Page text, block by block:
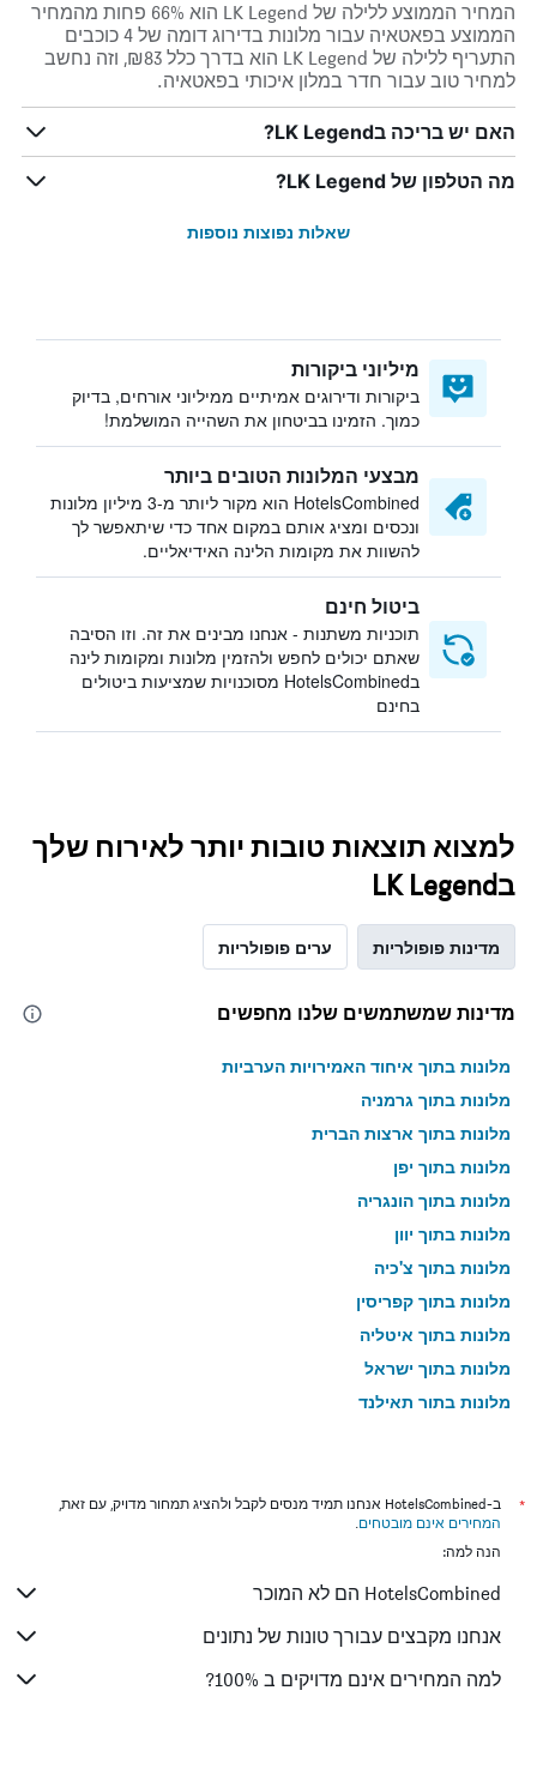
המחיר הממוצע ללילה של LK Legend הוא 66% פחות מהמחיר
הממוצע בפאטאיה עבור מלונות בדירוג דומה של 4 כוכבים
התעריף ללילה של LK Legend הוא בדרך כלל ₪83, וזה נחשב
למחיר טוב עבור חדר במלון איכותי בפאטאיה.
האם יש בריכה בLK Legend?
מה הטלפון של LK Legend?
שאלות נפוצות נוספות
מיליוני ביקורות
ביקורות ודירוגים אמיתיים ממיליוני אורחים, בדיוק
כמוך. הזמינו בביטחון את השהייה המושלמת!
מבצעי המלונות הטובים ביותר
HotelsCombined הוא מקור ליותר מ-3 מיליון מלונות
ונכסים ומציג אותם במקום אחד כדי שיתאפשר לך
להשוות את מקומות הלינה האידיאליים.
ביטול חינם
תוכניות משתנות - אנחנו מבינים את זה. וזו הסיבה
שאתם יכולים לחפש ולהזמין מלונות ומקומות לינה
בHotelsCombined מסוכנויות שמציעות ביטולים
בחינם
למצוא תוצאות טובות יותר לאירוח שלך
בLK Legend
מדינות פופולריות ערים פופולריות
מדינות שמשתמשים שלנו מחפשים
מלונות בתוך איחוד האמירויות הערביות
מלונות בתוך גרמניה
מלונות בתוך ארצות הברית
מלונות בתוך יפן
מלונות בתוך הונגריה
מלונות בתוך יוון
מלונות בתוך צ'כיה
מלונות בתוך קפריסין
מלונות בתוך איטליה
מלונות בתוך ישראל
מלונות בתוך תאילנד
*
ב-HotelsCombined אנחנו תמיד מנסים לקבל ולהציג תמחור מדויק, עם זאת,
המחירים אינם מובטחים.
הנה למה:
HotelsCombined הם לא המוכר
אנחנו מקבצים עבורך טונות של נתונים
למה המחירים אינם מדויקים ב 100%?